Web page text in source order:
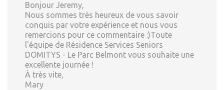
Bonjour Jeremy,
Nous sommes très heureux de vous savoir
conquis par votre expérience et nous vous
remercions pour ce commentaire :)Toute
l'équipe de Résidence Services Seniors
DOMITYS - Le Parc Belmont vous souhaite une
excellente journée !
À très vite,
Mary